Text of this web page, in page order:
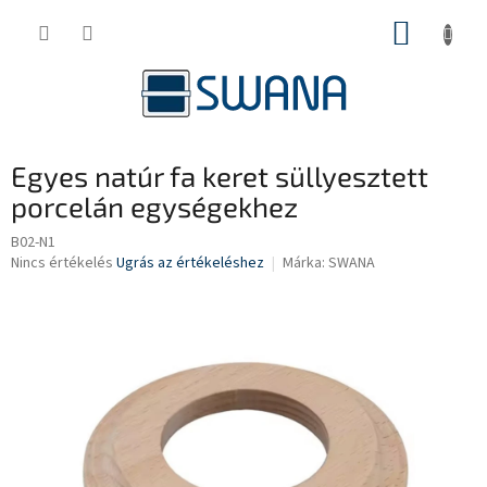
KOSÁR
Egyes natúr fa keret süllyesztett
porcelán egységekhez
B02-N1
A
Nincs értékelés Ugrás az értékeléshez Márka: SWANA